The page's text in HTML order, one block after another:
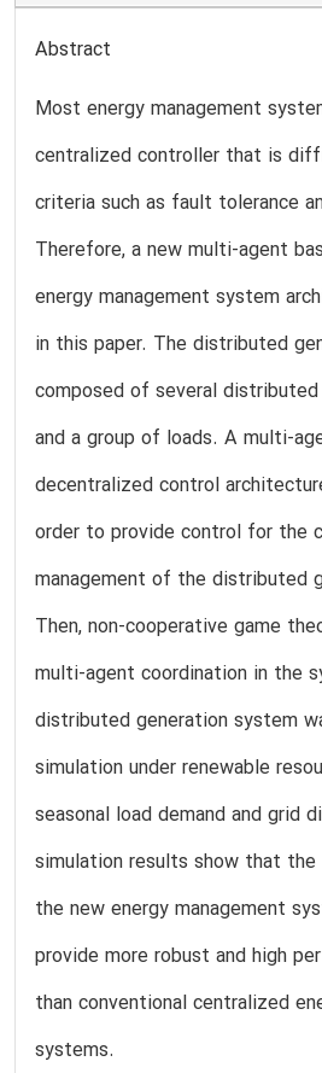
Abstract
Most energy management
centralized controller that is
criteria such as fault tolerance
Therefore, a new multi-agent
energy management system
in this paper. The distributed
composed of several distributed
and a group of loads. A multi-
decentralized control
order to provide control for the
management of the distributed
Then, non-cooperative game
multi-agent coordination in the
distributed generation system
simulation under renewable
seasonal load demand and grid
simulation results show that
the new energy management
provide more robust and high
than conventional centralized
systems.